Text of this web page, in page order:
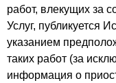
работ, влекущих за
Услуг, публикуется
указанием
таких работ (за
информация о